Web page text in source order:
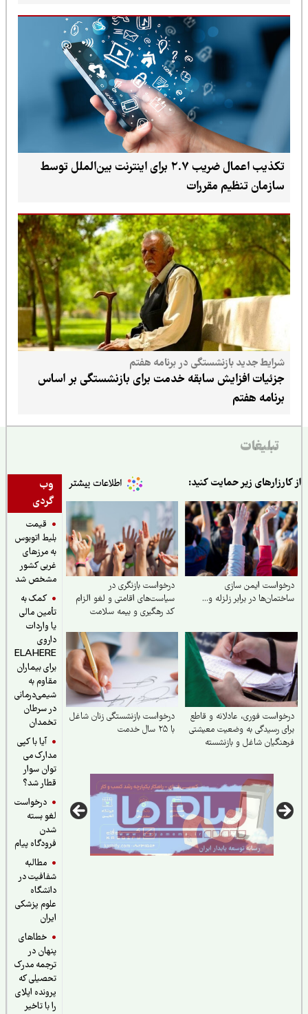
تکذیب اعمال ضریب ۲.۷ برای اینترنت بین‌الملل توسط
سازمان تنظیم مقررات
شرایط جدید بازنشستگی در برنامه هفتم
جزئیات افزایش سابقه خدمت برای بازنشستگی بر اساس
برنامه هفتم
تبلیغات
وب
گردی
قیمت
بلیط اتوبوس
به مرزهای
غربی کشور
مشخص شد
کمک به
تأمین مالی
یا واردات
داروی
ELAHERE
برای بیماران
مقاوم به
شیمی‌درمانی
در سرطان
تخمدان
آیا با کپی
مدارک می
توان سوار
قطار شد؟
درخواست
لغو بسته
فرودگاه پیام
مطالبه
شفافیت در
دانشگاه
علوم پزشکی
خطاهای
پنهان در
ترجمه مدرک
تحصیلی که
پرونده اپلای
را با تاخیر
زیر حمایت کنید:
ایمن‌ سازی
در برابر زلزله و...
درخواست بازنگری در
سیاست‌های اقامتی و لغو الزام
کد رهگیری و بیمه سلامت
فوری، عادلانه و قاطع
رسیدگی به وضعیت معیشتی
شاغل و بازنشسته
درخواست بازنشستگی زنان شاغل
با ۲۵ سال خدمت